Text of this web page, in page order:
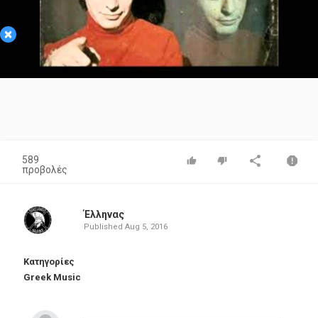
×
Play
Video
589
προβολές
Έλληνας
Published Aug 5, 2016
Κατηγορίες
Greek Music